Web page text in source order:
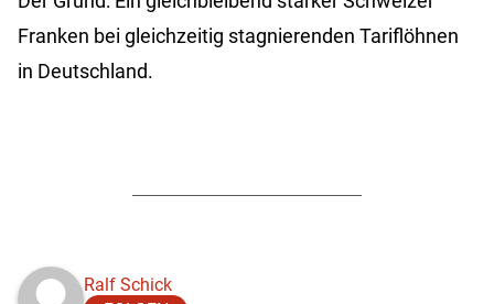
Franken bei gleichzeitig stagnierenden Tariflöhnen
in Deutschland.
Ralf Schick